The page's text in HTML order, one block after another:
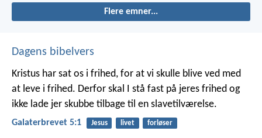
Flere emner...
Dagens bibelvers
Kristus har sat os i frihed, for at vi skulle blive ved med
at leve i frihed. Derfor skal I stå fast på jeres frihed og
ikke lade jer skubbe tilbage til en slavetilværelse.
Galaterbrevet 5:1 Jesus livet forløser